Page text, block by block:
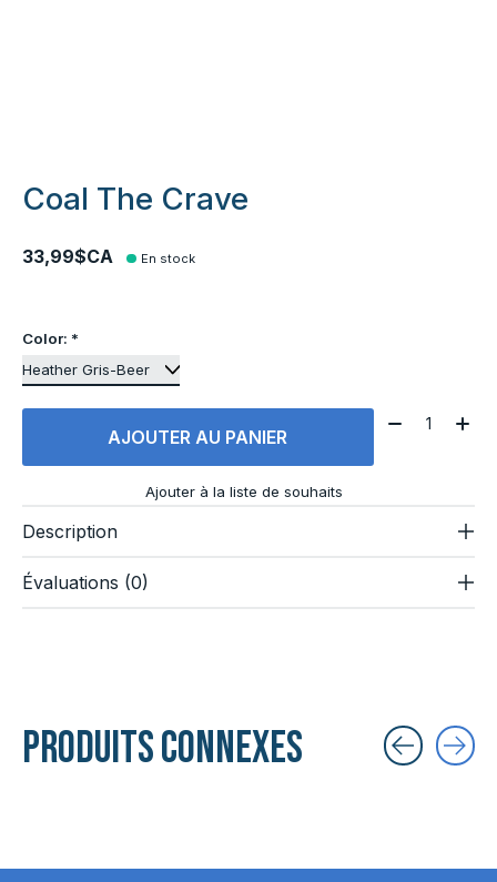
Coal The Crave
33,99$CA En stock
Color: *
AJOUTER AU PANIER
Quantité:
Ajouter à la liste de souhaits
Description
Évaluations (0)
Produits connexes